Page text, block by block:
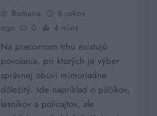
Romana
8 rokov
ago
0 4 mins
Na pracovnom trhu existujú
povolania, pri ktorých je výber
správnej obuvi mimoriadne
dôležitý. Ide napríklad o pilčíkov,
lesníkov a policajtov, ale